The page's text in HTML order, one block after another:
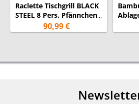
Besondere
Merkmale:
Raclette Tischgrill BLACK
STEEL 8 Pers. Pfännchen
Ablage , 44x25cm,
1300Watt
90,99 €